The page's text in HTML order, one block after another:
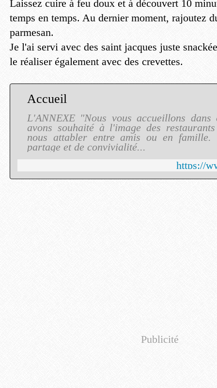
Laissez cuire à feu doux et à découvert 10
temps en temps. Au dernier moment, rajoutez
parmesan.
Je l'ai servi avec des saint jacques juste
le réaliser également avec des crevettes.
Accueil
L'ANNEXE "Nous vous accueillons
avons souhaité à l'image des
nous attabler entre amis ou en
partage et de convivialité...
https://
Publicité